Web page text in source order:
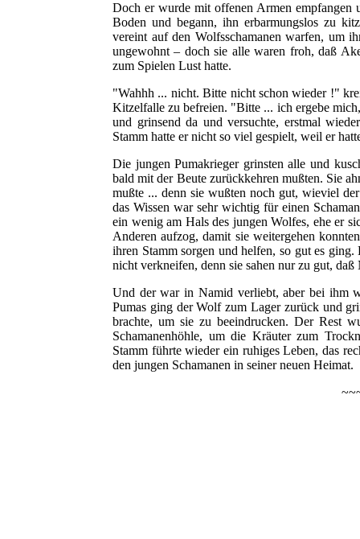
Doch er wurde mit offenen Armen
Boden und begann, ihn erbarmungslos zu
vereint auf den Wolfsschamanen warfen, um
ungewohnt – doch sie alle waren froh, daß
zum Spielen Lust hatte.
"Wahhh ... nicht. Bitte nicht schon wieder !"
Kitzelfalle zu befreien. "Bitte ... ich ergebe
und grinsend da und versuchte, erstmal
Stamm hatte er nicht so viel gespielt, weil er
Die jungen Pumakrieger grinsten alle und
bald mit der Beute zurückkehren mußten. Sie
mußte ... denn sie wußten noch gut, wieviel
das Wissen war sehr wichtig für einen
ein wenig am Hals des jungen Wolfes, ehe er
Anderen aufzog, damit sie weitergehen
ihren Stamm sorgen und helfen, so gut es
nicht verkneifen, denn sie sahen nur zu gut,
Und der war in Namid verliebt, aber bei ihm
Pumas ging der Wolf zum Lager zurück und
brachte, um sie zu beeindrucken. Der Rest
Schamanenhöhle, um die Kräuter zum
Stamm führte wieder ein ruhiges Leben, das
den jungen Schamanen in seiner neuen Heimat.